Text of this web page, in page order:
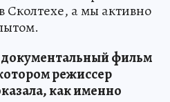
Сколтехе, а мы активно
фильм
режиссер
как именно